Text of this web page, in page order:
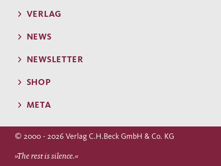
VERLAG
NEWS
NEWSLETTER
SHOP
META
© 2000 - 2026 Verlag C.H.Beck GmbH & Co. KG
»The rest is silence.«